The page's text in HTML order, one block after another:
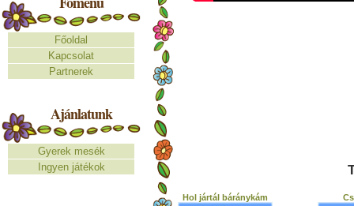
Főoldal
Kapcsolat
Partnerek
Ajánlatunk
Gyerek mesék
Ingyen játékok
Hol jártál báránykám